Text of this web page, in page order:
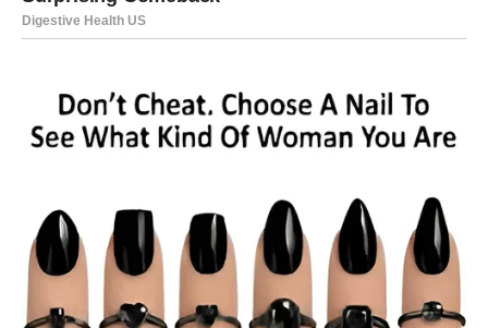
Pustite da se smjesa ohladi na prihvatljivu temperaturu i
nanošenja sredstva za ispiranje vodom od koprive više nije
potrebno dodatno ispiranje kose.
Žene koje su trudne ili dojilje trebale bi se suzdržati od
konzumacije koprive zbog njenog potencijala razrjeđivanja
krvi. Također, koprivu bi trebali izbjegavati oni koji su alergični
ili preosjetljivi na koprivu, kao i osobe s niskim krvnim tlakom.